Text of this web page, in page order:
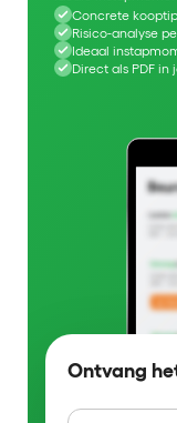
Concrete
Risico-analyse
Ideaal
Direct als PDF in
Ontvang